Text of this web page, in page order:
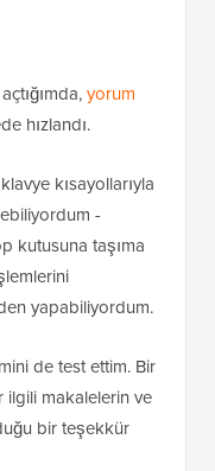
yorum
hızlandı.
kısayollarıyla
-
kutusuna taşıma
yapabiliyordum.
de test ettim. Bir
makalelerin ve
bir teşekkür